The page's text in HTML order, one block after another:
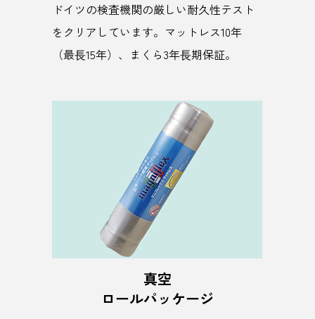
ドイツの検査機関の厳しい耐久性テスト
をクリアしています。マットレス10年
（最⻑15年）、まくら3年⻑期保証。
真空
ロールパッケージ